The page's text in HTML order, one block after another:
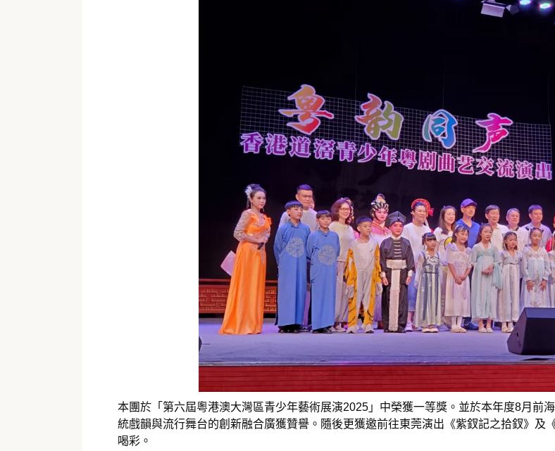
本團於「第六屆粵港澳大灣區青少年藝術展演2025」中榮獲一等獎。並於本年度8月前
統戲韻與流行舞台的創新融合廣獲贊譽。隨後更獲邀前往東莞演出《紫釵記之拾釵》及
喝彩。